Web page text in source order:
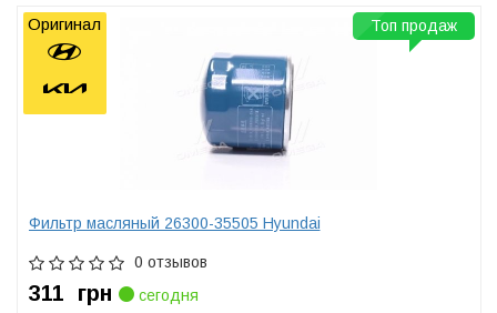
Фильтр масляный 26300-35505 Hyundai
0 отзывов
311 грн
сегодня
Топ продаж
Оригинал